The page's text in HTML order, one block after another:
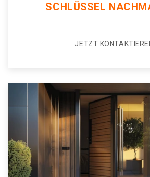
SCHLÜSSEL
JETZT